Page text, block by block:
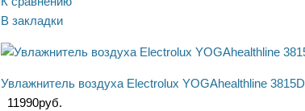
В закладки
Увлажнитель воздуха Electrolux YOGAhealthline 3815D
11990руб.